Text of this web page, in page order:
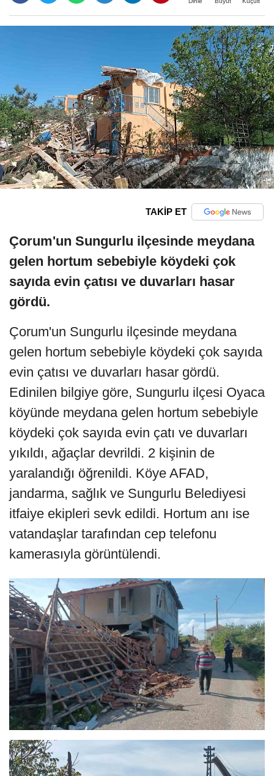
TAKİP ET
Çorum'un Sungurlu ilçesinde meydana
gelen hortum sebebiyle köydeki çok
sayıda evin çatısı ve duvarları hasar
gördü.
Çorum'un Sungurlu ilçesinde meydana
gelen hortum sebebiyle köydeki çok sayıda
evin çatısı ve duvarları hasar gördü.
Edinilen bilgiye göre, Sungurlu ilçesi Oyaca
köyünde meydana gelen hortum sebebiyle
köydeki çok sayıda evin çatı ve duvarları
yıkıldı, ağaçlar devrildi. 2 kişinin de
yaralandığı öğrenildi. Köye AFAD,
jandarma, sağlık ve Sungurlu Belediyesi
itfaiye ekipleri sevk edildi. Hortum anı ise
vatandaşlar tarafından cep telefonu
kamerasıyla görüntülendi.